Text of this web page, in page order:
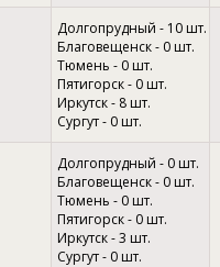
Долгопрудный - 10 шт.
Благовещенск - 0 шт.
Тюмень - 0 шт.
Пятигорск - 0 шт.
Иркутск - 8 шт.
Сургут - 0 шт.
Долгопрудный - 0 шт.
Благовещенск - 0 шт.
Тюмень - 0 шт.
Пятигорск - 0 шт.
Иркутск - 3 шт.
Сургут - 0 шт.